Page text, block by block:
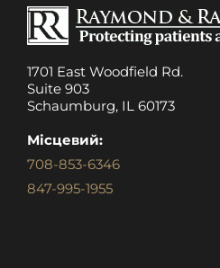
1701 East Woodfield Rd.
Suite 903
Schaumburg, IL 60173
Місцевий:
708-853-6346
847-995-1955